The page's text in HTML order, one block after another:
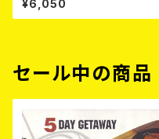
2LP
¥6,050
セール中の商品